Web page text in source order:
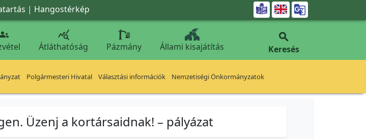
| Hangostérkép 

Átláthatóság Pázmány Állami kisajátítás

Keresés
Polgármesteri Hivatal Választási információk Nemzetiségi Önkormányzatok
Üzenj a kortársaidnak! – pályázat